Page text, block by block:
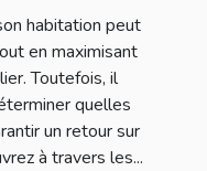
habitation peut
en maximisant
Toutefois, il
quelles
un retour sur
à travers les...